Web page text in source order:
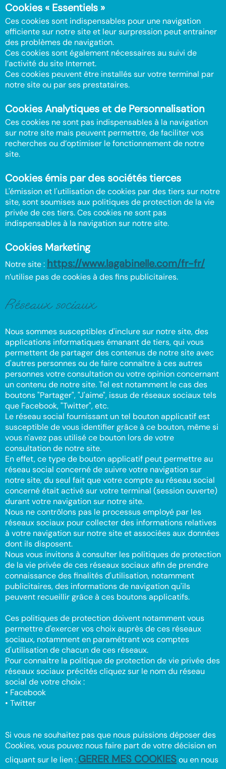
Cookies « Essentiels »
Ces cookies sont indispensables pour une navigation
efficiente sur notre site et leur surpression peut entrainer
des problèmes de navigation.
Ces cookies sont également nécessaires au suivi de
l’activité du site Internet.
Ces cookies peuvent être installés sur votre terminal par
notre site ou par ses prestataires.
Cookies Analytiques et de Personnalisation
Ces cookies ne sont pas indispensables à la navigation
sur notre site mais peuvent permettre, de faciliter vos
recherches ou d’optimiser le fonctionnement de notre
site.
Cookies émis par des sociétés tierces
L'émission et l'utilisation de cookies par des tiers sur notre
site, sont soumises aux politiques de protection de la vie
privée de ces tiers. Ces cookies ne sont pas
indispensables à la navigation sur notre site.
Cookies Marketing
Notre site : https://www.lagabinelle.com/fr-fr/
n’utilise pas de cookies à des fins publicitaires.
Réseaux sociaux
Nous sommes susceptibles d'inclure sur notre site, des
applications informatiques émanant de tiers, qui vous
permettent de partager des contenus de notre site avec
d'autres personnes ou de faire connaître à ces autres
personnes votre consultation ou votre opinion concernant
un contenu de notre site. Tel est notamment le cas des
boutons "Partager", "J'aime", issus de réseaux sociaux tels
que Facebook, "Twitter", etc.
Le réseau social fournissant un tel bouton applicatif est
susceptible de vous identifier grâce à ce bouton, même si
vous n'avez pas utilisé ce bouton lors de votre
consultation de notre site.
En effet, ce type de bouton applicatif peut permettre au
réseau social concerné de suivre votre navigation sur
notre site, du seul fait que votre compte au réseau social
concerné était activé sur votre terminal (session ouverte)
durant votre navigation sur notre site.
Nous ne contrôlons pas le processus employé par les
réseaux sociaux pour collecter des informations relatives
à votre navigation sur notre site et associées aux données
dont ils disposent.
Nous vous invitons à consulter les politiques de protection
de la vie privée de ces réseaux sociaux afin de prendre
connaissance des finalités d'utilisation, notamment
publicitaires, des informations de navigation qu'ils
peuvent recueillir grâce à ces boutons applicatifs.
Ces politiques de protection doivent notamment vous
permettre d'exercer vos choix auprès de ces réseaux
sociaux, notamment en paramétrant vos comptes
d'utilisation de chacun de ces réseaux.
Pour connaitre la politique de protection de vie privée des
réseaux sociaux précités cliquez sur le nom du réseau
social de votre choix :
• Facebook
• Twitter
Si vous ne souhaitez pas que nous puissions déposer des
Cookies, vous pouvez nous faire part de votre décision en
cliquant sur le lien : GERER MES COOKIESou en nous